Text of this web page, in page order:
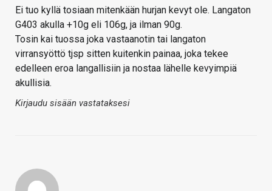
Ei tuo kyllä tosiaan mitenkään hurjan kevyt ole. Langaton
G403 akulla +10g eli 106g, ja ilman 90g.
Tosin kai tuossa joka vastaanotin tai langaton
virransyöttö tjsp sitten kuitenkin painaa, joka tekee
edelleen eroa langallisiin ja nostaa lähelle kevyimpiä
akullisia.
Kirjaudu sisään vastataksesi